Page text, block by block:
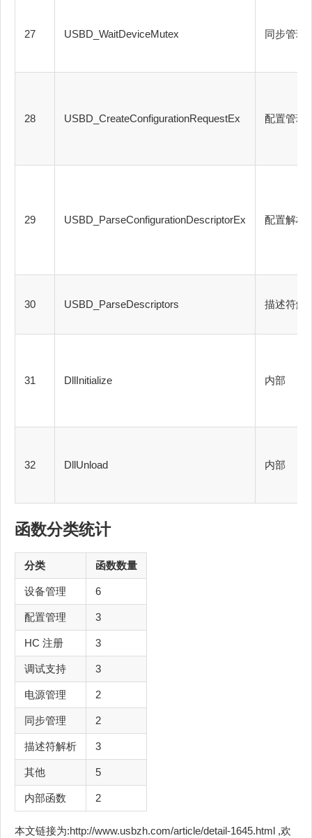
27 USBD_WaitDeviceMutex 同步管理
28 USBD_CreateConfigurationRequestEx 配置管理
29 USBD_ParseConfigurationDescriptorEx 配置解析
30 USBD_ParseDescriptors 描述符解
31 DllInitialize 内部
32 DllUnload 内部
函数分类统计
分类 函数数量
设备管理 6
配置管理 3
HC 注册 3
调试支持 3
电源管理 2
同步管理 2
描述符解析 3
其他 5
内部函数 2
本文链接为:http://www.usbzh.com/article/detail-1645.html ,欢